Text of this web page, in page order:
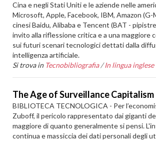
Cina e negli Stati Uniti e le aziende nelle
Microsoft, Apple, Facebook, IBM, Amazon (G-
cinesi Baidu, Alibaba e Tencent (BAT -
invito alla riflessione critica e a una maggiore
sui futuri scenari tecnologici dettati dalla
intelligenza artificiale.
Si trova in Tecnobibliografia /In lingua inglese
The Age of Surveillance Capitalism
BIBLIOTECA TECNOLOGICA - Per
Zuboff, il pericolo rappresentato dai giganti
maggiore di quanto generalmente si pensi.
continua e massiccia dei dati personali degli